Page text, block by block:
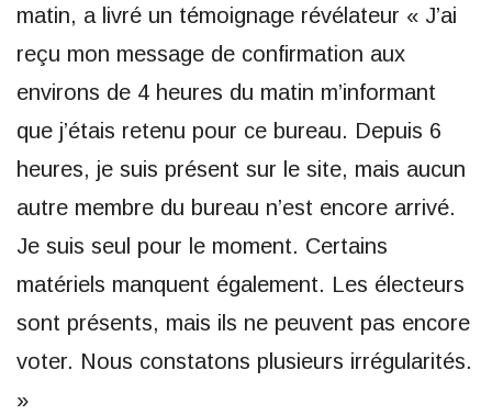
matin, a livré un témoignage révélateur « J’ai
reçu mon message de confirmation aux
environs de 4 heures du matin m’informant
que j’étais retenu pour ce bureau. Depuis 6
heures, je suis présent sur le site, mais aucun
autre membre du bureau n’est encore arrivé.
Je suis seul pour le moment. Certains
matériels manquent également. Les électeurs
sont présents, mais ils ne peuvent pas encore
voter. Nous constatons plusieurs irrégularités.
»